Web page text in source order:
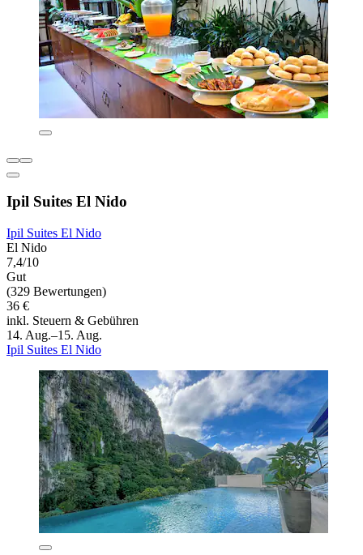
Ipil Suites El Nido
Ipil Suites El Nido
El Nido
7,4/10
Gut
(329 Bewertungen)
36 €
inkl. Steuern & Gebühren
14. Aug.–15. Aug.
Ipil Suites El Nido